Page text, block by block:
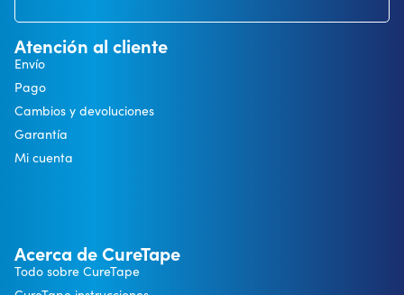
Atención al cliente
Envío
Pago
Cambios y devoluciones
Garantía
Mi cuenta
Acerca de CureTape
Todo sobre CureTape